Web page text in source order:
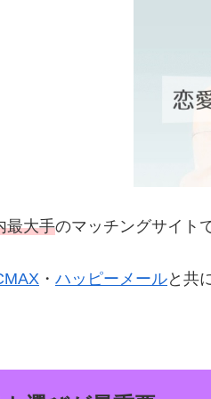
最大手のマッチングサイト
・ ハッピーメールと共